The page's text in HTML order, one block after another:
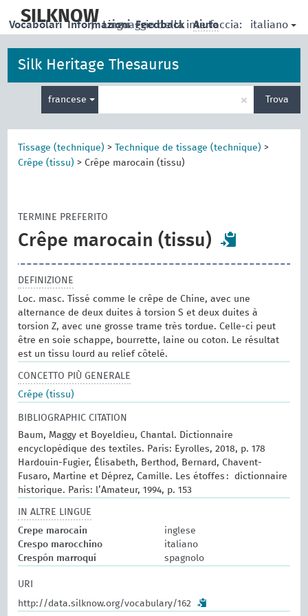
main
SILKNOW
| Linguaggio della interfaccia: italiano
Vocabolari Informazioni Feedback Aiuto
Silk Heritage Thesaurus
francese
per
la
ricerca
× Trova
Tissage (technique) > Technique de tissage (technique) >
Crêpe (tissu) > Crêpe marocain (tissu)
TERMINE PREFERITO
Crêpe marocain (tissu)
DEFINIZIONE
Loc. masc. Tissé comme le crêpe de Chine, avec une
alternance de deux duites à torsion S et deux duites à
torsion Z, avec une grosse trame très tordue. Celle-ci peut
être en soie schappe, bourrette, laine ou coton. Le résultat
est un tissu lourd au relief côtelé.
CONCETTO PIÙ GENERALE
Crêpe (tissu)
BIBLIOGRAPHIC CITATION
Baum, Maggy et Boyeldieu, Chantal. Dictionnaire
encyclopédique des textiles. Paris: Eyrolles, 2018, p. 178
Hardouin-Fugier, Élisabeth, Berthod, Bernard, Chavent-
Fusaro, Martine et Déprez, Camille. Les étoffes : dictionnaire
historique. Paris: l’Amateur, 1994, p. 153
IN ALTRE LINGUE
Crepe marocain
inglese
Crespo marocchino
italiano
Crespón marroquí
spagnolo
URI
http://data.silknow.org/vocabulary/162